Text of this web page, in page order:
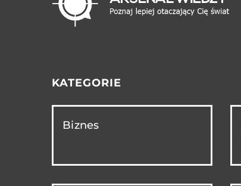
KATEGORIE
Biznes